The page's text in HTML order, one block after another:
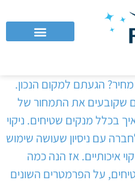
מחיר? הגעתם למקום הנכון.
שקובעים את התמחור של
בכלל מנקים שטיחים. ניקוי
עם ניסיון שעושה שימוש
איכותיים. אז הנה כמה
על הפרמטרים השונים